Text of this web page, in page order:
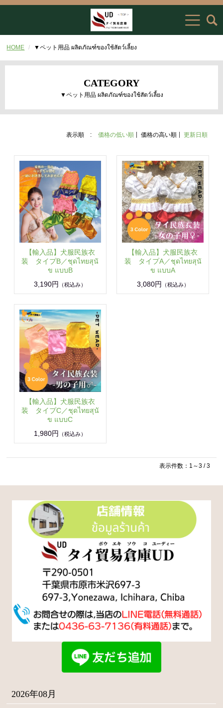
HOME ▼ペット用品 ผลิตภัณฑ์ของใช้สัตว์เลี้ยง
CATEGORY
▼ペット用品 ผลิตภัณฑ์ของใช้สัตว์เลี้ยง
表示順 : 価格の低い順 価格の高い順 更新日順
【輸入品】犬服民族衣
装 タイプB／ชุดไทยสุนั
ข แบบB
3,190円
（税込み）
【輸入品】犬服民族衣
装 タイプA／ชุดไทยสุนั
ข แบบA
3,080円
（税込み）
【輸入品】犬服民族衣
装 タイプC／ชุดไทยสุนั
ข แบบC
1,980円
（税込み）
表示件数：1～3 / 3
2026年08月